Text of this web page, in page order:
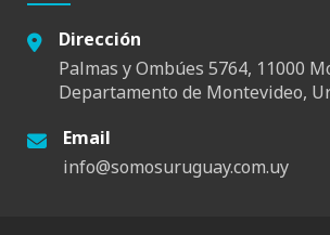
Dirección
Palmas y Ombúes 5764, 11000
Departamento de Montevideo,
Email
info@somosuruguay.com.uy